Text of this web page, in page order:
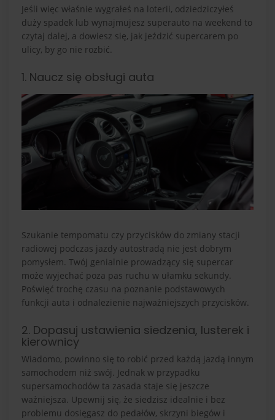
Jeśli więc właśnie wygrałeś na loterii, odziedziczyłeś
duży spadek lub wynajmujesz superauto na weekend to
czytaj dalej, a dowiesz się, jak jeździć supercarem po
ulicy, by go nie rozbić.
1. Naucz się obsługi auta
Szukanie tempomatu czy przycisków do zmiany stacji
radiowej podczas jazdy autostradą nie jest dobrym
pomysłem. Twój genialnie prowadzący się supercar
może wyjechać poza pas ruchu w ułamku sekundy.
Poświęć trochę czasu na poznanie podstawowych
funkcji auta i odnalezienie najważniejszych przycisków.
2. Dopasuj ustawienia siedzenia, lusterek i
kierownicy
Wiadomo, powinno się to robić przed każdą jazdą innym
samochodem niż swój. Jednak w przypadku
supersamochodów ta zasada staje się jeszcze
ważniejsza. Upewnij się, że siedzisz idealnie i bez
problemu dosięgasz do pedałów, skrzyni biegów i